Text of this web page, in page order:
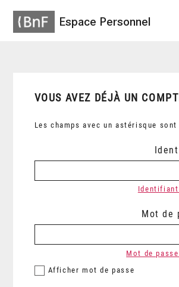
Espace Personnel
VOUS AVEZ DÉJÀ UN
Les champs avec un astérisque
Mot de
Afficher mot de passe
Mot de